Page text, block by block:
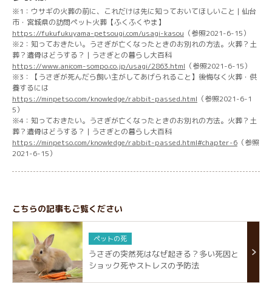
※1：ウサギの火葬の前に、これだけは先に知っておいてほしいこと | 仙台
市・宮城県の訪問ペット火葬【ふくふくやま】
https://fukufukuyama-petsougi.com/usagi-kasou （参照2021-6-15）
※2：知っておきたい。うさぎが亡くなったときのお別れの方法。火葬？土
葬？遺骨はどうする？ | うさぎとの暮らし大百科
https://www.anicom-sompo.co.jp/usagi/2863.html （参照2021-6-15）
※3：【うさぎが死んだら飼い主がしてあげられること】後悔なく火葬・供
養するには
https://minpetso.com/knowledge/rabbit-passed.html （参照2021-6-1
5）
※4：知っておきたい。うさぎが亡くなったときのお別れの方法。火葬？土
葬？遺骨はどうする？ | うさぎとの暮らし大百科
https://minpetso.com/knowledge/rabbit-passed.html#chapter-6 （参照
2021-6-15）
こちらの記事もご覧ください
ペットの死
うさぎの突然死はなぜ起きる？多い死因と
ショック死やストレスの予防法